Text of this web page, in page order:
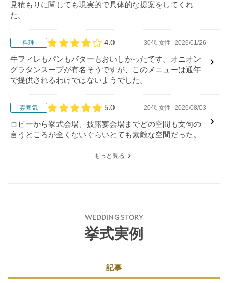
見積もりに関しても現実的で具体的な提案をしてくれ
た。
料理
口コミ評価
4.0 30代 女性 2026/01/26
牛フィレもパンもバターもおいしかったです。オニオン
グラタンスープが有名そうですが、このメニューは通年
で提供されるわけではないようでした。
雰囲気
口コミ評価
5.0 20代 女性 2026/08/03
ロビーから挙式会場、披露宴会場までどの空間も文句の
言うところが全くないぐらいとても素敵な空間だった。
もっと見る
WEDDING STORY
挙式実例
記事